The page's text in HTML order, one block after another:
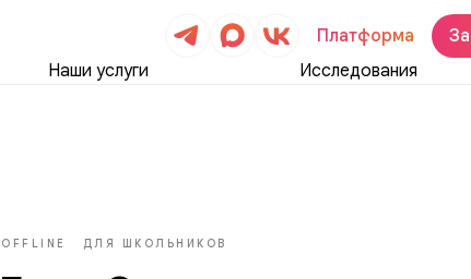
Платформа
Наши услуги Исследования
OFFLINE ДЛЯ ШКОЛЬНИКОВ